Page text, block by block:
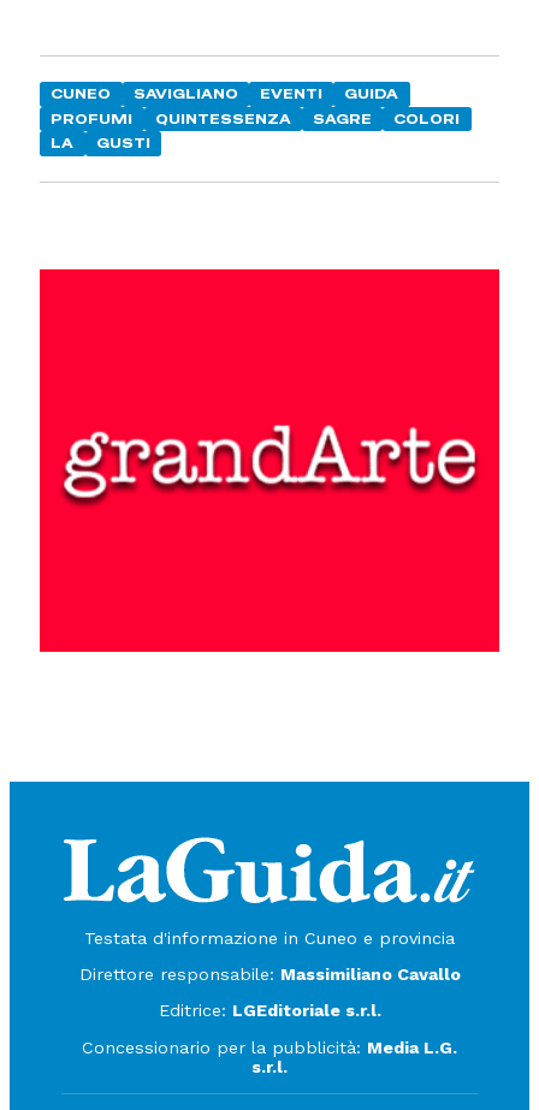
CUNEO SAVIGLIANO EVENTI
GUIDA
PROFUMI
QUINTESSENZA SAGRE
COLORI
LA
GUSTI
Testata d'informazione in Cuneo e provincia
Direttore responsabile: Massimiliano Cavallo
Editrice: LGEditoriale s.r.l.
Concessionario per la pubblicità: Media L.G.
s.r.l.